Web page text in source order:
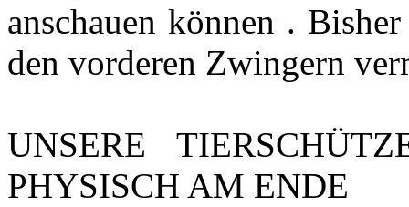
anschauen können .
den vorderen Zwingern
UNSERE
PHYSISCH AM ENDE